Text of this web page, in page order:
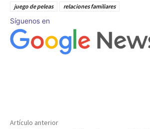
juego de peleas relaciones familiares
Síguenos en
Artículo anterior